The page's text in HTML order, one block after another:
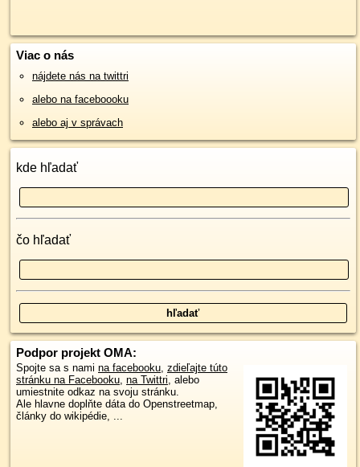
Viac o nás
nájdete nás na twittri
alebo na faceboooku
alebo aj v správach
kde hľadať
čo hľadať
Podpor projekt OMA:
Spojte sa s nami na facebooku, zdieľajte túto
stránku na Facebooku, na Twittri, alebo
umiestnite odkaz na svoju stránku.
Ale hlavne doplňte dáta do Openstreetmap,
články do wikipédie, ...